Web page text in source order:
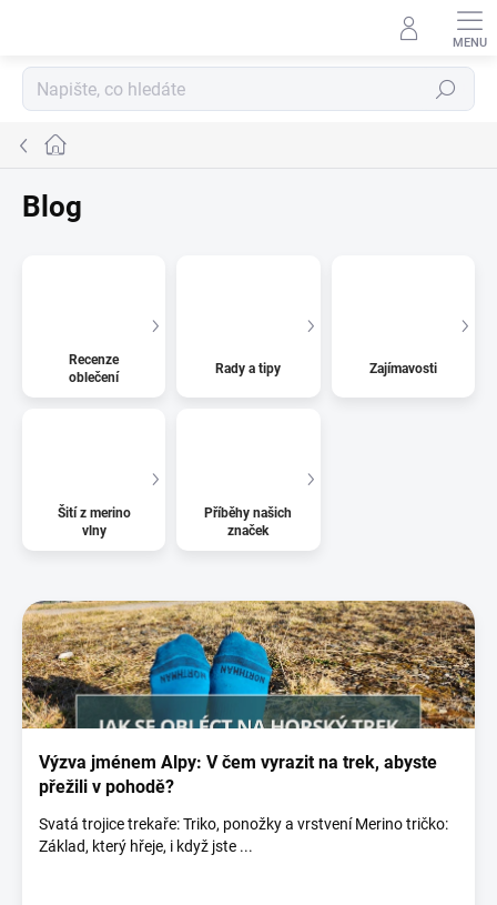
Hledat
Domů
Blog
Recenze
oblečení
Rady a tipy Zajímavosti
Šití z merino
vlny
Příběhy našich
značek
ý
p
i
s
č
l
Výzva jménem Alpy: V čem vyrazit na trek, abyste
přežili v pohodě?
Svatá trojice trekaře: Triko, ponožky a vrstvení Merino tričko:
Základ, který hřeje, i když jste ...